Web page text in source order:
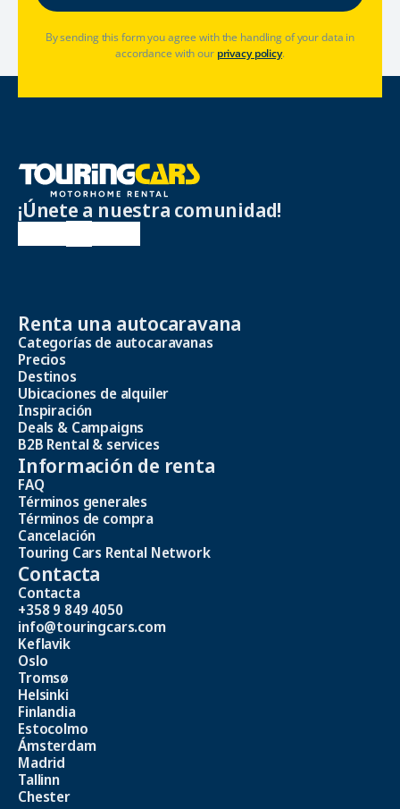
By sending this form you agree with the handling of your data in
accordance with our privacy policy.
¡Únete a nuestra comunidad!
Renta una autocaravana
Categorías de autocaravanas
Precios
Destinos
Ubicaciones de alquiler
Inspiración
Deals & Campaigns
B2B Rental & services
Información de renta
FAQ
Términos generales
Términos de compra
Cancelación
Touring Cars Rental Network
Contacta
Contacta
+358 9 849 4050
info@touringcars.com
Keflavik
Oslo
Tromsø
Helsinki
Finlandia
Estocolmo
Ámsterdam
Madrid
Tallinn
Chester